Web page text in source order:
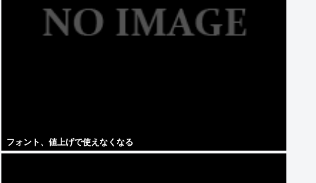
フォント、値上げで使えなくなる